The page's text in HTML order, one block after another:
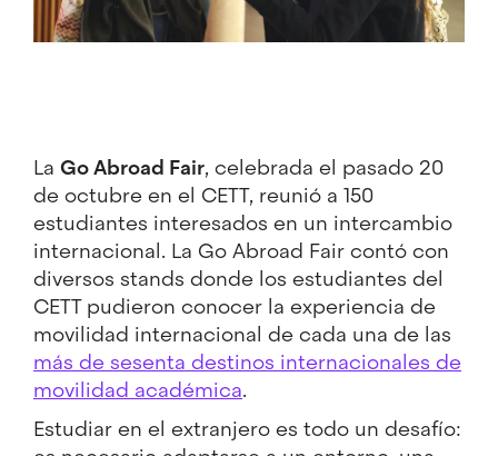
La Go Abroad Fair, celebrada el pasado 20
de octubre en el CETT, reunió a 150
estudiantes interesados en un intercambio
internacional. La Go Abroad Fair contó con
diversos stands donde los estudiantes del
CETT pudieron conocer la experiencia de
movilidad internacional de cada una de las
más de sesenta destinos internacionales de
movilidad académica.
Estudiar en el extranjero es todo un desafío: